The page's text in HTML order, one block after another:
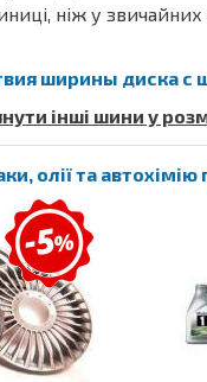
ніж у
ширины диска
інші шини у
олії та